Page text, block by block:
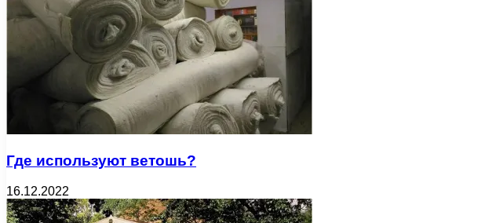
Где используют ветошь?
16.12.2022